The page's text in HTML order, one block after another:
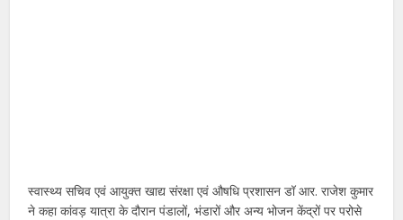
स्वास्थ्य सचिव एवं आयुक्त खाद्य संरक्षा एवं औषधि प्रशासन डॉ आर. राजेश कुमार
ने कहा कांवड़ यात्रा के दौरान पंडालों, भंडारों और अन्य भोजन केंद्रों पर परोसे